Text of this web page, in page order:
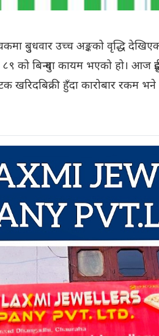
बुुधवार उच्च अङ्कको वृद्धि
को बिन्दुमा कायम भएको हो। आज
खरिदबिक्री हुँदा कारोबार रकम